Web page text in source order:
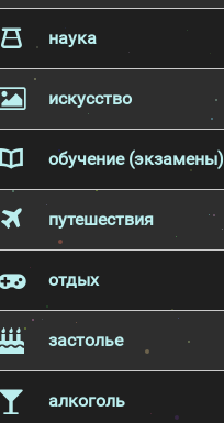
наука
искусство
обучение (экзамены)
путешествия
отдых
застолье
алкоголь